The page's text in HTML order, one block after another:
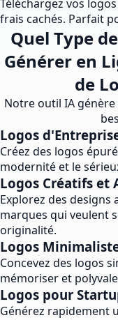
Téléchargez vos
frais cachés. Parfait
Quel Type
Générer en
de
Notre outil IA
Logos
Créez des logos
modernité et le
Logos Créatifs et
Explorez des
marques qui veulent
originalité.
Logos
Concevez des logos
mémoriser et
Logos pour
Générez rapidement